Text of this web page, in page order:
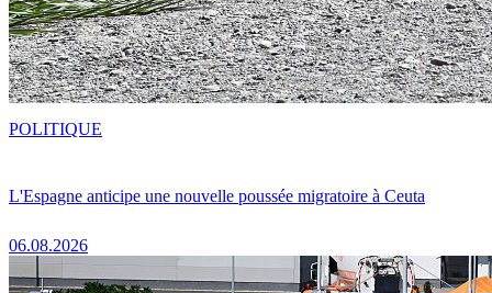
L'Espagne anticipe une nouvelle poussée migratoire à Ceuta
06.08.2026
POLITIQUE